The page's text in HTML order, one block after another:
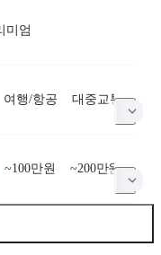
미엄
여행/항공 대중교통
~100만원 ~200만원